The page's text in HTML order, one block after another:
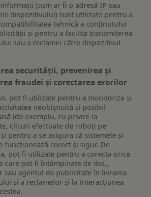
(cum ar fi o adresă IP sau
dispozitivului) sunt utilizate pentru a
tehnică a conținutului
și pentru a facilita transmiterea
sau a reclamei către dispozitivul
securității, prevenirea și
fraudei și corectarea erorilor
pot fi utilizate pentru a monitoriza și
neobișnuită și posibil
(de exemplu, cu privire la
clicuri efectuate de roboți pe
pentru a se asigura că sistemele și
funcționează corect și sigur. De
pot fi utilizate pentru a corecta orice
care pot fi întâmpinate de dvs.,
sau agentul de publicitate în livrarea
și a reclamelor și la interacțiunea